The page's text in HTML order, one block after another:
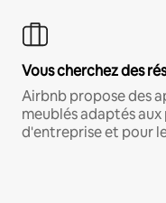
Vous cherchez des
Airbnb propose des
meublés adaptés
d'entreprise et pour